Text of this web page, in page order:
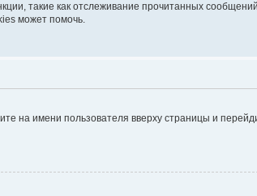
такие как отслеживание прочитанных
может помочь.
на имени пользователя вверху страницы и